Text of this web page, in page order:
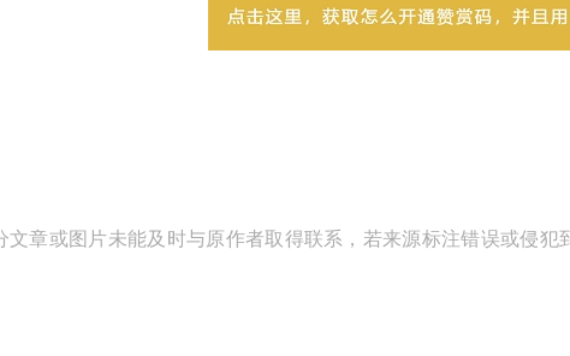
文章或图片未能及时与原作者取得联系，若来源标注错误或侵